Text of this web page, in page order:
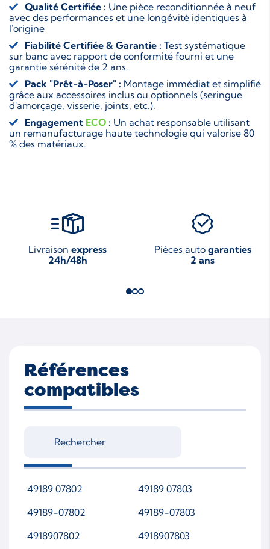
Qualité Certifiée : Une pièce reconditionnée à neuf
avec des performances et une longévité identiques à
l'origine
Fiabilité Certifiée & Garantie : Test systématique
sur banc avec rapport de conformité fourni et une
garantie sérénité de 2 ans.
Pack "Prêt-à-Poser" : Montage immédiat et simplifié
grâce aux accessoires inclus ou optionnels (seringue
d'amorçage, visserie, joints, etc.).
Engagement ECO : Un achat responsable utilisant
un remanufacturage haute technologie qui valorise 80
% des matériaux.
Livraison express
24h/48h
Pièces auto garanties
2 ans
Références
compatibles
49189 07802
49189 07803
49189-07802
49189-07803
4918907802
4918907803